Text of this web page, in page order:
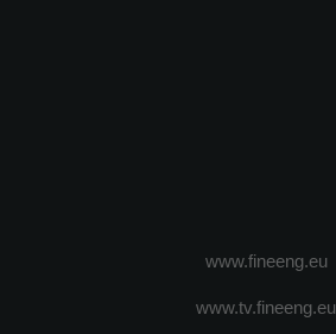
www.fineeng.eu
www.tv.fineeng.eu